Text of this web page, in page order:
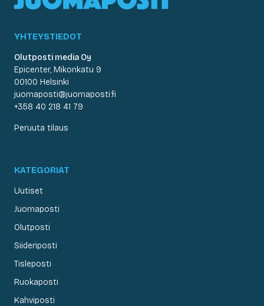
YHTEYSTIEDOT
Olutposti media Oy
Epicenter, Mikonkatu 9
00100 Helsinki
juomaposti@juomaposti.fi
+358 40 218 41 79
Peruuta tilaus
KATEGORIAT
Uutiset
Juomaposti
Olutposti
Siideriposti
Tisleposti
Ruokaposti
Kahviposti